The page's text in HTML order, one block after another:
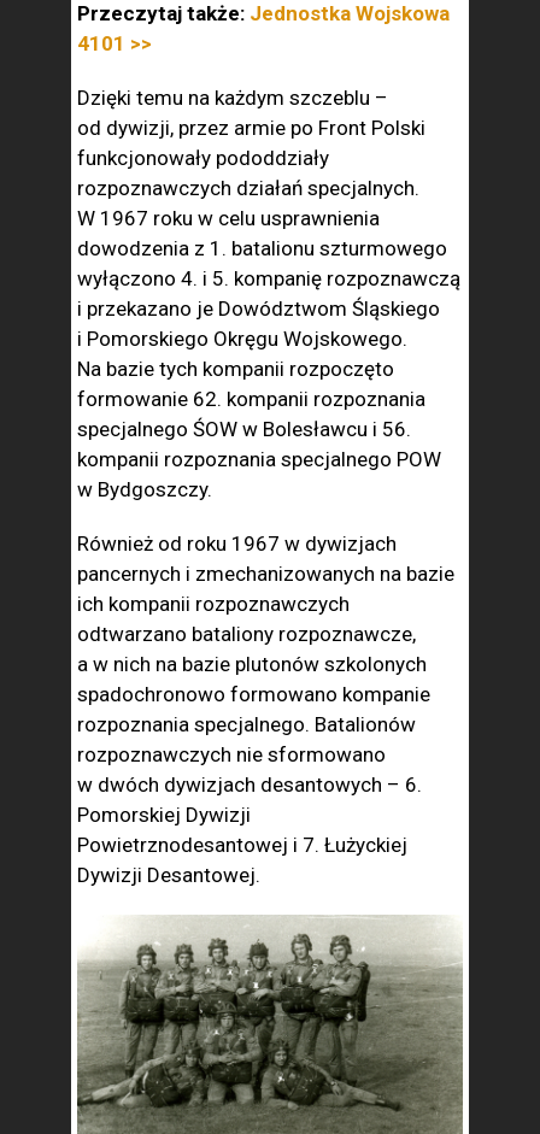
Przeczytaj także: Jednostka Wojskowa
4101 >>
Dzięki temu na każdym szczeblu –
od dywizji, przez armie po Front Polski
funkcjonowały pododdziały
rozpoznawczych działań specjalnych.
W 1967 roku w celu usprawnienia
dowodzenia z 1. batalionu szturmowego
wyłączono 4. i 5. kompanię rozpoznawczą
i przekazano je Dowództwom Śląskiego
i Pomorskiego Okręgu Wojskowego.
Na bazie tych kompanii rozpoczęto
formowanie 62. kompanii rozpoznania
specjalnego ŚOW w Bolesławcu i 56.
kompanii rozpoznania specjalnego POW
w Bydgoszczy.
Również od roku 1967 w dywizjach
pancernych i zmechanizowanych na bazie
ich kompanii rozpoznawczych
odtwarzano bataliony rozpoznawcze,
a w nich na bazie plutonów szkolonych
spadochronowo formowano kompanie
rozpoznania specjalnego. Batalionów
rozpoznawczych nie sformowano
w dwóch dywizjach desantowych – 6.
Pomorskiej Dywizji
Powietrznodesantowej i 7. Łużyckiej
Dywizji Desantowej.